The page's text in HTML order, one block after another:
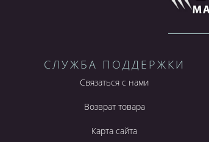
СЛУЖБА ПОДДЕРЖКИ
Связаться с нами
Возврат товара
Карта сайта